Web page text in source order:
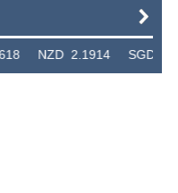
2.1914 SGD